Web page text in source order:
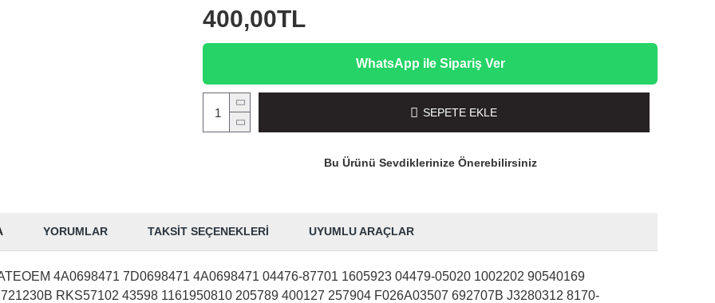
400,00TL
WhatsApp ile Sipariş Ver
SEPETE EKLE
Bu Ürünü Sevdiklerinize Önerebilirsiniz
YORUMLAR TAKSIT SEÇENEKLERI UYUMLU ARAÇLAR
4A0698471 7D0698471 4A0698471 04476-87701 1605923 04479-05020 1002202 90540169
RKS57102 43598 1161950810 205789 400127 257904 F026A03507 692707B J3280312 8170-